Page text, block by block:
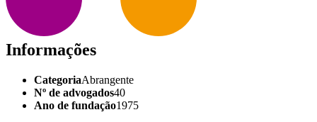
Informações
CategoriaAbrangente
Nº de advogados40
Ano de fundação1975